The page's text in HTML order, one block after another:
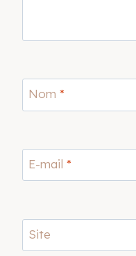
Nom *
E-mail *
Site